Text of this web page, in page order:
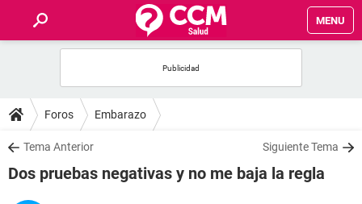
MENU
FOROS
SALUD
FAMILIA
Foros Embarazo
Tema Anterior Siguiente Tema
Dos pruebas negativas y no me baja la regla